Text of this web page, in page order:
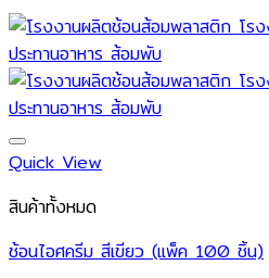
Quick View
สินค้าทั้งหมด
ช้อนไอศครีม สีเขียว (แพ็ค 100 ชิ้น)